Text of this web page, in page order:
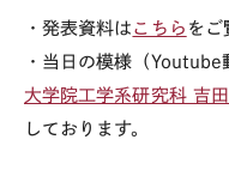
・発表資料は こちら をご
・当日の模様（Youtube
大学院工学系研究科 吉
しております。